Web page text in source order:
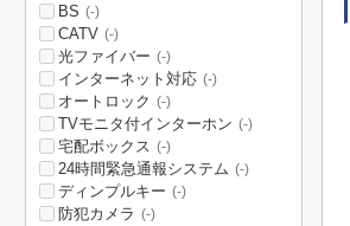
BS (-)
CATV (-)
光ファイバー (-)
インターネット対応 (-)
オートロック (-)
TVモニタ付インターホン (-)
宅配ボックス (-)
24時間緊急通報システム (-)
ディンプルキー (-)
防犯カメラ (-)